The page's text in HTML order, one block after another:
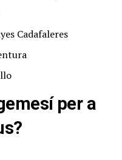
Cadafaleres
per a